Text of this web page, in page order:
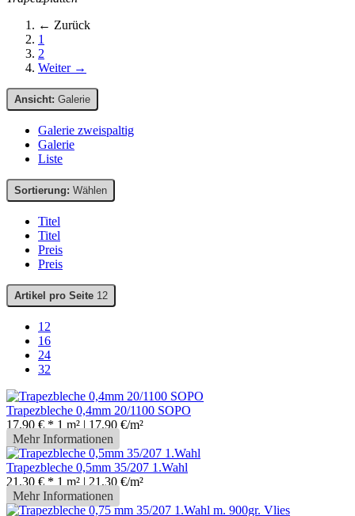
← Zurück
1
2
Weiter →
Ansicht: Galerie
Galerie zweispaltig
Galerie
Liste
Sortierung: Wählen
Titel
Titel
Preis
Preis
Artikel pro Seite 12
12
16
24
32
Trapezbleche 0,4mm 20/1100 SOPO
17,90 € * 1 m² | 17,90 €/m²
Mehr Informationen
Trapezbleche 0,5mm 35/207 1.Wahl
21,30 € * 1 m² | 21,30 €/m²
Mehr Informationen